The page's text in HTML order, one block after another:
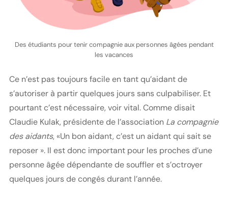
Des étudiants pour tenir compagnie aux personnes âgées pendant
les vacances
Ce n’est pas toujours facile en tant qu’aidant de
s’autoriser à partir quelques jours sans culpabiliser. Et
pourtant c’est nécessaire, voir vital. Comme disait
Claudie Kulak, présidente de l’association La compagnie
des aidants, «Un bon aidant, c’est un aidant qui sait se
reposer ». Il est donc important pour les proches d’une
personne âgée dépendante de souffler et s’octroyer
quelques jours de congés durant l’année.